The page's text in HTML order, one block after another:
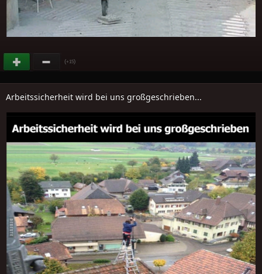
(+15)
Arbeitssicherheit wird bei uns großgeschrieben...